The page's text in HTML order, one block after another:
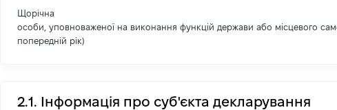
Щорічна
особи, уповноваженої на виконання функцій держави або місцевого
попередній рік)
2.1. Інформація про суб'єкта декларування